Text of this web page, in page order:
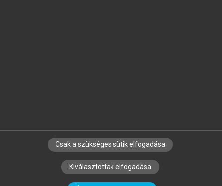
SZERZŐKNEK CÉGEKNEK KÖNYVTÁROSOKNAK
SZERKESZTÉSI ÉS LEKTORÁLÁSI ALAPELVEK
Csak a szükséges sütik elfogadása
Kiválasztottak elfogadása